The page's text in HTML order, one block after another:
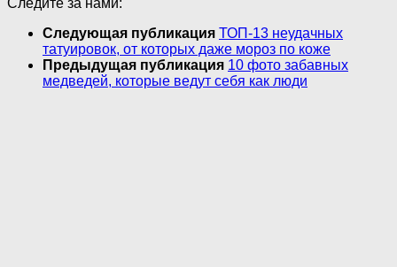
Следите за нами:
Следующая публикация ТОП-13 неудачных
татуировок, от которых даже мороз по коже
Предыдущая публикация 10 фото забавных
медведей, которые ведут себя как люди